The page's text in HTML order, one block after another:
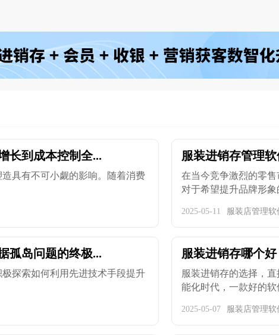
长到成本控制全...
具有不可小觑的影响。随着消费
服装进销存管理
在当今竞争激烈的零售
对于希望提升品牌形象
2025-05-11 服装店管理软
孤岛问题的终极...
探索如何利用先进技术手段提升
服装进销存哪个
服装进销存的选择，
能化时代，一款好的软
2025-05-07 服装店管理软